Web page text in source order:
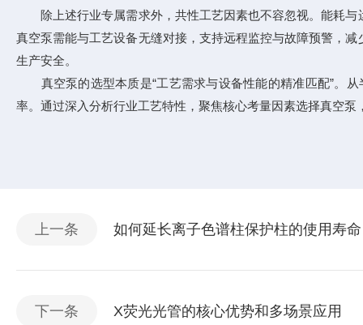
除上述行业专属需求外，共性工艺因素也不容忽视。能耗与
真空泵需能与工艺设备无缝对接，支持远程监控与故障预警，
生产安全。
真空泵的选型本质是“工艺需求与设备性能的精准匹配”。从
率。通过深入分析行业工艺特性，聚焦核心考量因素选择真空
上一条 如何延长离子色谱柱保护柱的使用寿命
下一条 X荧光光管的核心优势和多场景应用